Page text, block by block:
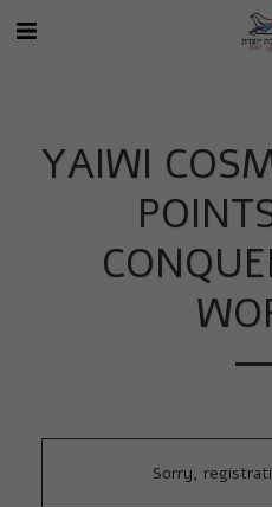
YAIWI
Sorry,